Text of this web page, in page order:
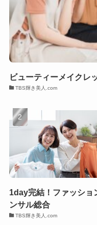
ビューティーメイクレ
TBS輝き美人.com
1day完結！ファッショ
ンサル総合
TBS輝き美人.com